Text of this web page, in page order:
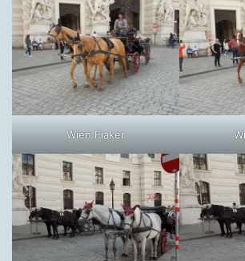
Wien Fiaker